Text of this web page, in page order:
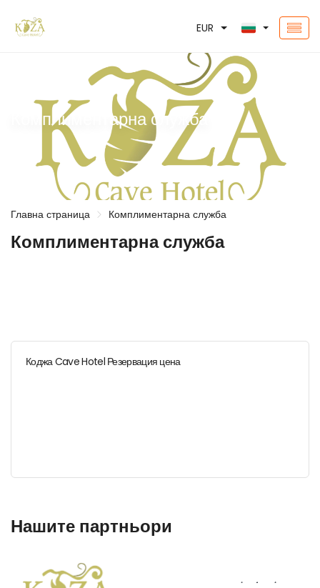
EUR
Комплиментарна служба
Главна страница Комплиментарна служба
Комплиментарна служба
Коджа Cave Hotel Резервация цена
Нашите партньори